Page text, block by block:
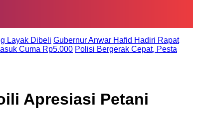
Layak Dibeli Gubernur Anwar Hafid Hadiri Rapat
Cuma Rp5.000 Polisi Bergerak Cepat, Pesta
Apresiasi Petani